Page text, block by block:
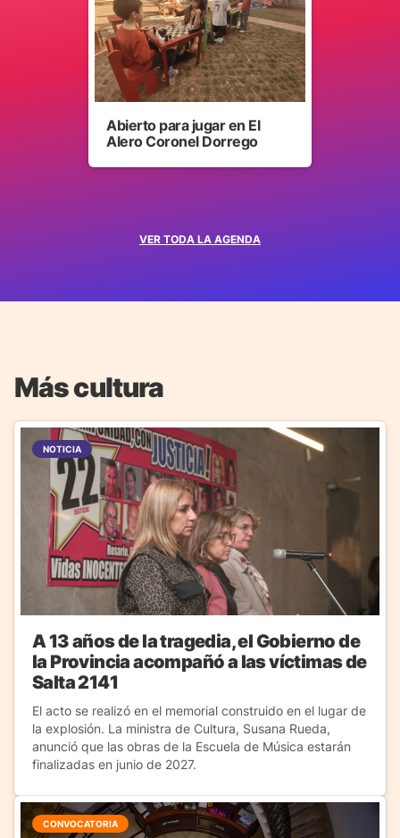
VER TODA LA AGENDA
Abierto para jugar en El
Alero Coronel Dorrego
Más cultura
NOTICIA
A 13 años de la tragedia, el Gobierno de
la Provincia acompañó a las víctimas de
Salta 2141
El acto se realizó en el memorial construido en el lugar de
la explosión. La ministra de Cultura, Susana Rueda,
anunció que las obras de la Escuela de Música estarán
finalizadas en junio de 2027.
CONVOCATORIA